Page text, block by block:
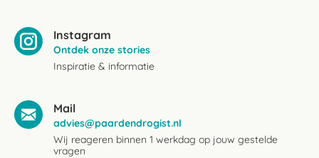
Instagram
Ontdek onze stories
Inspiratie & informatie
Mail
advies@paardendrogist.nl
Wij reageren binnen 1 werkdag op jouw gestelde
vragen